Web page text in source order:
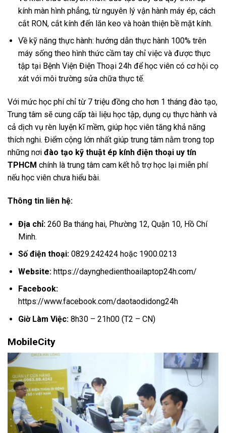
kính màn hình phẳng, từ nguyên lý vận hành máy ép, cách
cắt RON, cắt kính đến lăn keo và hoàn thiện bề mặt kính.
Về kỹ năng thực hành: hướng dẫn thực hành 100% trên
máy sống theo hình thức cầm tay chỉ việc và được thực
tập tại Bệnh Viện Điện Thoại 24h để học viên có cơ hội cọ
xát với môi trường sửa chữa thực tế.
Với mức học phí chỉ từ 7 triệu đồng cho hơn 1 tháng đào tạo,
Trung tâm sẽ cung cấp tài liệu học tập, dụng cụ thực hành và
cả dịch vụ rèn luyện kĩ mềm, giúp học viên tăng khả năng
thích nghi. Điểm cộng lớn nhất giúp trung tâm nằm trong top
những nơi đào tạo kỹ thuật ép kính điện thoại uy tín
TPHCM chính là trung tâm cam kết hỗ trợ học lại miễn phí
nếu học viên chưa hiểu bài.
Thông tin liên hệ:
Địa chỉ:260 Ba tháng hai, Phường 12, Quận 10, Hồ Chí
Minh.
Số điện thoại:0829.242424 hoặc 1900.0213
Website:https://daynghedienthoailaptop24h.com/
Facebook:
https://www.facebook.com/daotaodidong24h
Giờ Làm Việc:8h30 – 21h00 (T2 – CN)
MobileCity